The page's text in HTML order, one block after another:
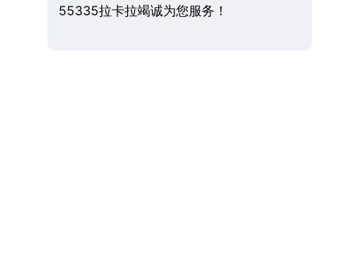
55335拉卡拉竭诚为您服务！